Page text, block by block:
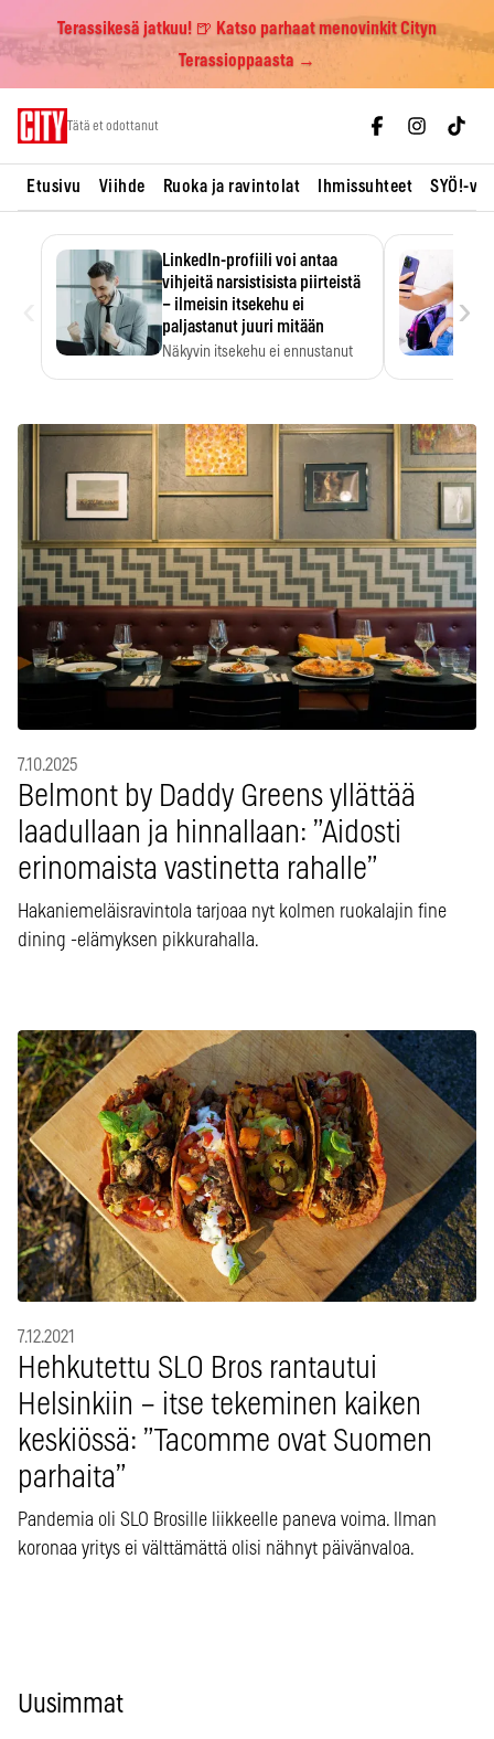
Terassikesä jatkuu! 🍺 Katso parhaat menovinkit Cityn
Terassioppaasta →
Tätä et odottanut
Etusivu Viihde Ruoka ja ravintolat Ihmissuhteet SYÖ!-
LinkedIn-profiili voi antaa
vihjeitä narsistisista piirteistä
– ilmeisin itsekehu ei
paljastanut juuri mitään
Näkyvin itsekehu ei ennustanut
›
7.10.2025
Belmont by Daddy Greens yllättää
laadullaan ja hinnallaan: ”Aidosti
erinomaista vastinetta rahalle”
Hakaniemeläisravintola tarjoaa nyt kolmen ruokalajin fine
dining -elämyksen pikkurahalla.
7.12.2021
Hehkutettu SLO Bros rantautui
Helsinkiin – itse tekeminen kaiken
keskiössä: ”Tacomme ovat Suomen
parhaita”
Pandemia oli SLO Brosille liikkeelle paneva voima. Ilman
koronaa yritys ei välttämättä olisi nähnyt päivänvaloa.
Uusimmat